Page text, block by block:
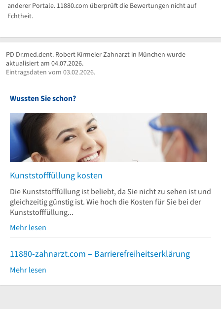
anderer Portale. 11880.com überprüft die Bewertungen nicht auf
Echtheit.
PD Dr.med.dent. Robert Kirmeier Zahnarzt in München wurde
aktualisiert am 04.07.2026.
Eintragsdaten vom 03.02.2026.
Wussten Sie schon?
Kunststofffüllung kosten
Die Kunststofffüllung ist beliebt, da Sie nicht zu sehen ist und
gleichzeitig günstig ist. Wie hoch die Kosten für Sie bei der
Kunststofffüllung...
Mehr lesen
11880-zahnarzt.com – Barrierefreiheitserklärung
Mehr lesen